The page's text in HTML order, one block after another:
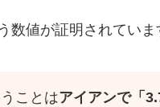
数値が証明されていま
ことはアイアンで「